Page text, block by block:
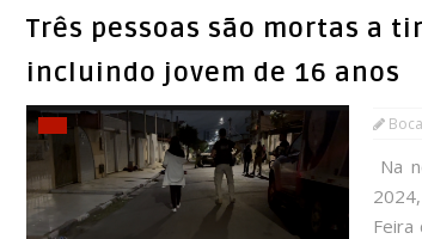
Três pessoas são mortas a
incluindo jovem de 16 anos
Na
Feira